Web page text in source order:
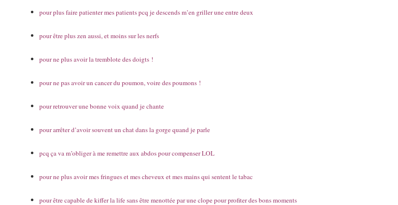
pour plus faire patienter mes patients pcq je descends m’en griller une entre deux
pour être plus zen aussi, et moins sur les nerfs
pour ne plus avoir la tremblote des doigts !
pour ne pas avoir un cancer du poumon, voire des poumons !
pour retrouver une bonne voix quand je chante
pour arrêter d’avoir souvent un chat dans la gorge quand je parle
pcq ça va m’obliger à me remettre aux abdos pour compenser LOL
pour ne plus avoir mes fringues et mes cheveux et mes mains qui sentent le tabac
pour être capable de kiffer la life sans être menottée par une clope pour profiter des bons moments